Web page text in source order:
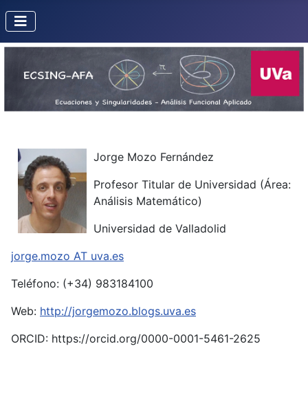
Jorge Mozo Fernández
Profesor Titular de Universidad (Área:
Análisis Matemático)
Universidad de Valladolid
jorge.mozo AT uva.es
Teléfono: (+34) 983184100
Web: http://jorgemozo.blogs.uva.es
ORCID: https://orcid.org/0000-0001-5461-2625